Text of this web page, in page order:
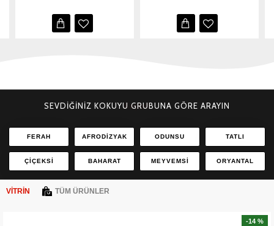
SEVDİĞİNİZ KOKUYU GRUBUNA GÖRE ARAYIN
FERAH AFRODIZYAK ODUNSU TATLI
ÇIÇEKSI BAHARAT MEYVEMSI ORYANTAL
VITRIN TÜM ÜRÜNLER
-14 %